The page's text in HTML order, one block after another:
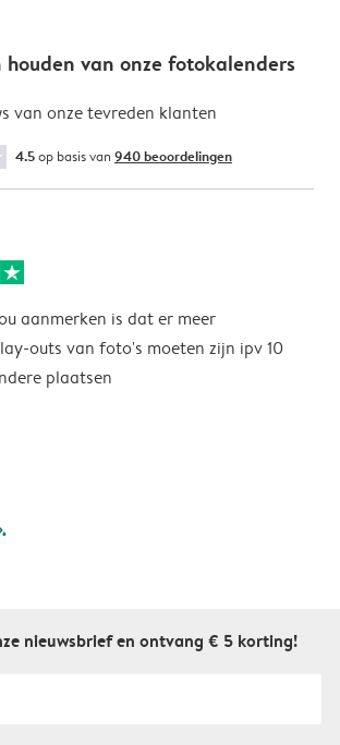
van onze fotokalenders
van onze tevreden klanten
4.5op basis van 940 beoordelingen
aanmerken is dat er meer
outs van foto's moeten zijn ipv 10
plaatsen
pagination
nieuwsbrief en ontvang € 5 korting!